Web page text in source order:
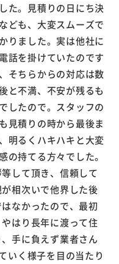
た。見積りの日にち決
ども、大変スムーズで
りました。実は他社に
話を掛けていたのです
そちらからの対応は数
と不満、不安が残るも
したので。スタッフの
見積りの時から最後ま
明るくハキハキと大変
の持てる方々でした。
して頂き、信頼して
相次いで他界した後
なかったので、最初
はり長年に渡って住
手に負えず業者さん
いく様子を目の当たり